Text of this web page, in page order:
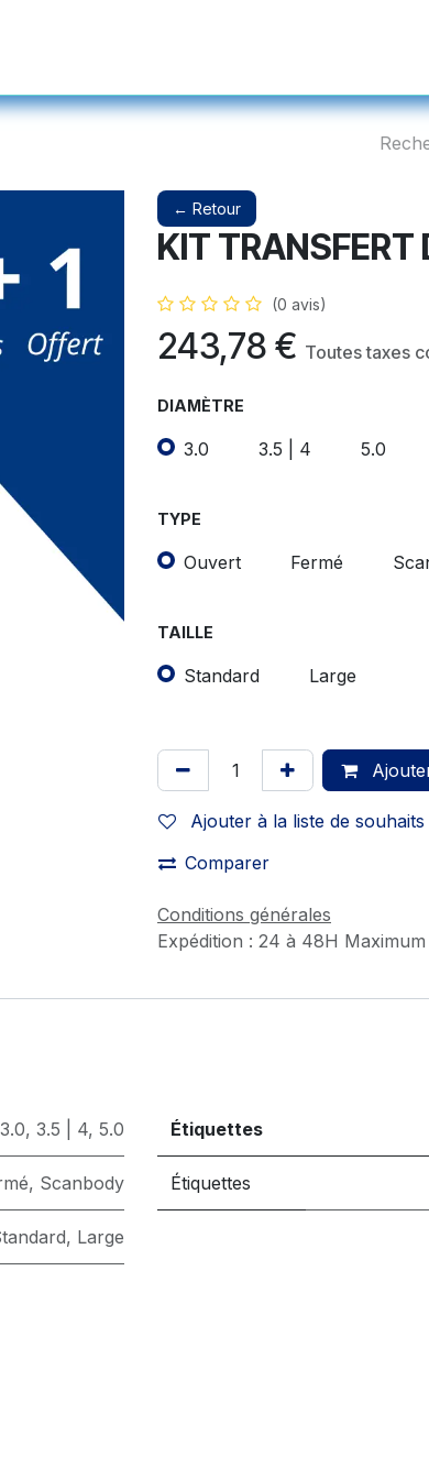
← Retour
KIT TRANSFERT
(0 avis)
243,78 € Toutes taxes
DIAMÈTRE
3.0 3.5 | 4 5.0
TYPE
Ouvert Fermé
TAILLE
Standard Large
Ajouter à la liste de souhaits
Comparer
Conditions générales
Expédition : 24 à 48H
3.0, 3.5 | 4, 5.0
, Scanbody
, Large
Étiquettes
Étiquettes